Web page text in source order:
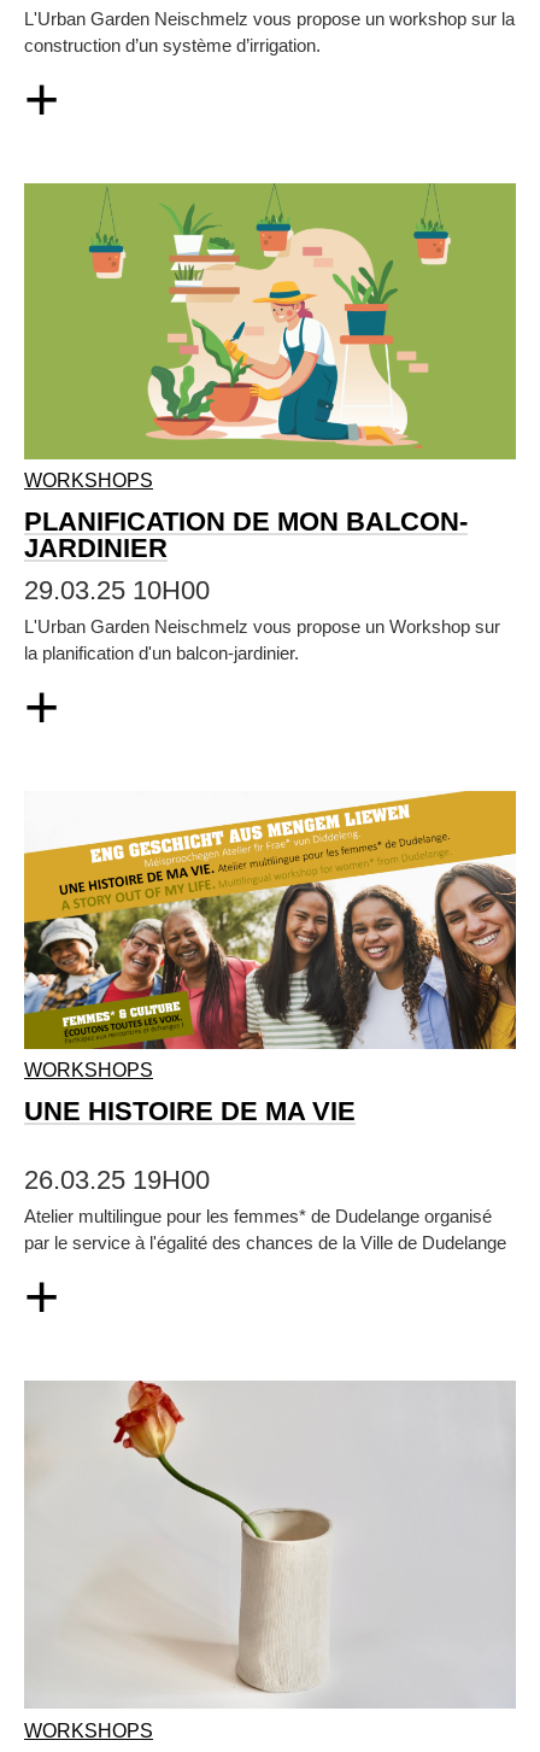
L'Urban Garden Neischmelz vous propose un workshop sur la
construction d’un système d’irrigation.
+
WORKSHOPS
PLANIFICATION DE MON BALCON-
JARDINIER
29.03.25 10H00
L'Urban Garden Neischmelz vous propose un Workshop sur
la planification d'un balcon-jardinier.
+
WORKSHOPS
UNE HISTOIRE DE MA VIE
26.03.25 19H00
Atelier multilingue pour les femmes* de Dudelange organisé
par le service à l'égalité des chances de la Ville de Dudelange
+
WORKSHOPS